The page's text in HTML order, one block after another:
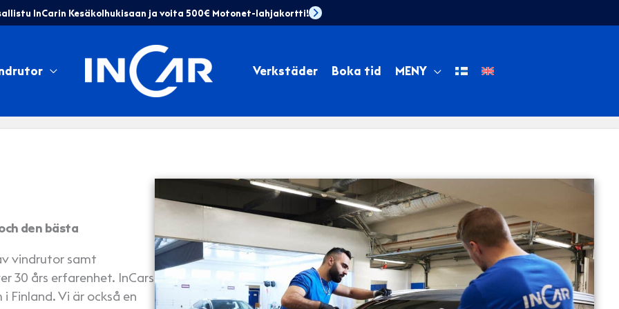
InCarin Kesäkolhukisaan ja voita 500€ Motonet-lahjakortti!
Verkstäder Boka tid MENY
den bästa
vindrutor samt
30 års erfarenhet. InCars
Finland. Vi är också en